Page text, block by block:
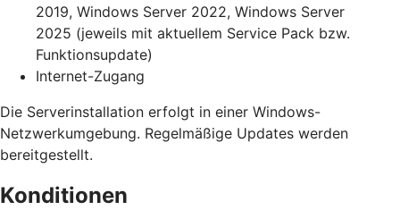
2019, Windows Server 2022, Windows Server
2025 (jeweils mit aktuellem Service Pack bzw.
Funktionsupdate)
Internet-Zugang
Die Serverinstallation erfolgt in einer Windows-
Netzwerkumgebung. Regelmäßige Updates werden
bereitgestellt.
Konditionen